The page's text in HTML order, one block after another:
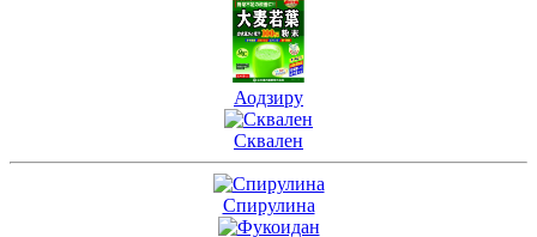
Аодзиру
Сквален
Спирулина